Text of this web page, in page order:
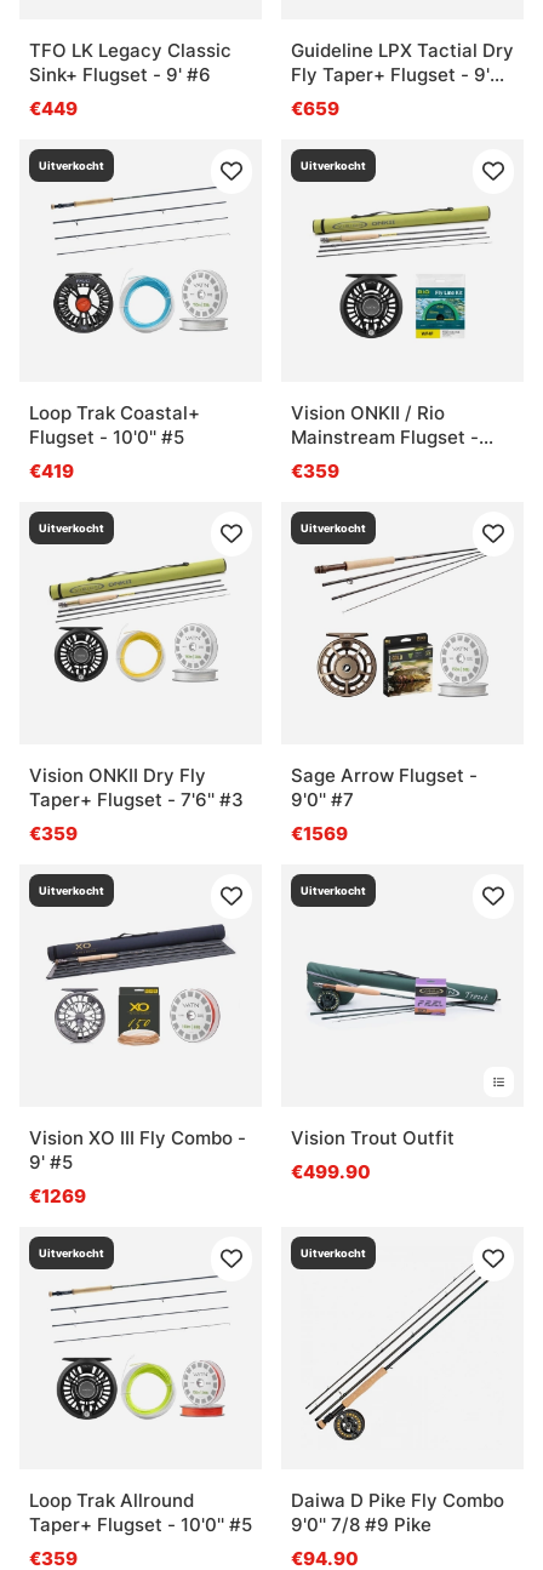
TFO LK Legacy Classic
Sink+ Flugset - 9' #6
€449
Guideline LPX Tactial Dry
Fly Taper+ Flugset - 9'
#5
€659
Uitverkocht
Loop Trak Coastal+
Flugset - 10'0'' #5
€419
Uitverkocht
Vision ONKII / Rio
Mainstream Flugset -
7'6'' #3
€359
Uitverkocht
Vision ONKII Dry Fly
Taper+ Flugset - 7'6'' #3
€359
Uitverkocht
Sage Arrow Flugset -
9'0'' #7
€1569
Uitverkocht
Vision XO III Fly Combo -
9' #5
€1269
Uitverkocht
Vision Trout Outfit
€499.90
Uitverkocht
Loop Trak Allround
Taper+ Flugset - 10'0'' #5
€359
Uitverkocht
Daiwa D Pike Fly Combo
9'0'' 7/8 #9 Pike
€94.90